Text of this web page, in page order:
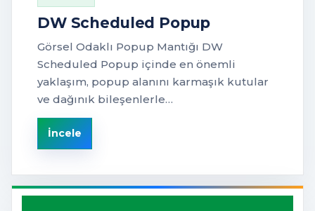
DW Scheduled Popup
Görsel Odaklı Popup Mantığı DW
Scheduled Popup içinde en önemli
yaklaşım, popup alanını karmaşık kutular
ve dağınık bileşenlerle…
İncele